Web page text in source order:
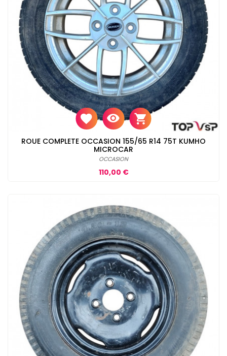
ROUE COMPLETE OCCASION 155/65 R14 75T KUMHO
MICROCAR
OCCASION
Prix
110,00 €